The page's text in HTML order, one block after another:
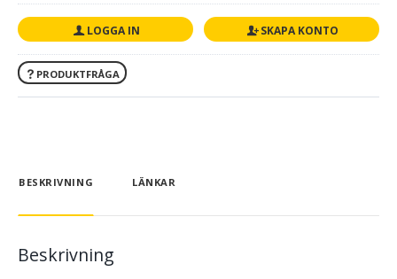
PRODUKTFRÅGA
LOGGA IN SKAPA KONTO
BESKRIVNING LÄNKAR
Beskrivning